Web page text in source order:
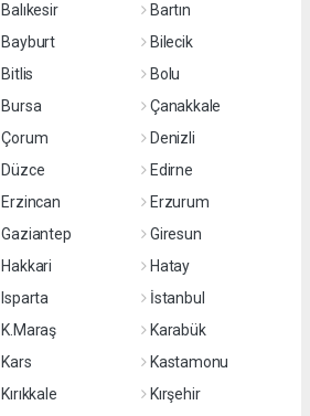
Balıkesir
Bartın
Bayburt
Bilecik
Bitlis
Bolu
Bursa
Çanakkale
Çorum
Denizli
Düzce
Edirne
Erzincan
Erzurum
Gaziantep
Giresun
Hakkari
Hatay
Isparta
İstanbul
K.Maraş
Karabük
Kars
Kastamonu
Kırıkkale
Kırşehir